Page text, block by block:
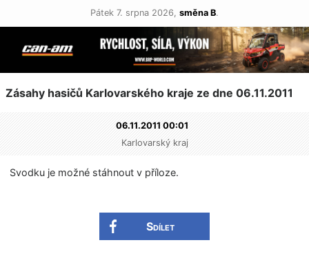
Pátek 7. srpna 2026, směna B.
Zásahy hasičů Karlovarského kraje ze dne 06.11.2011
06.11.2011 00:01
Karlovarský kraj
Svodku je možné stáhnout v příloze.
Sdílet